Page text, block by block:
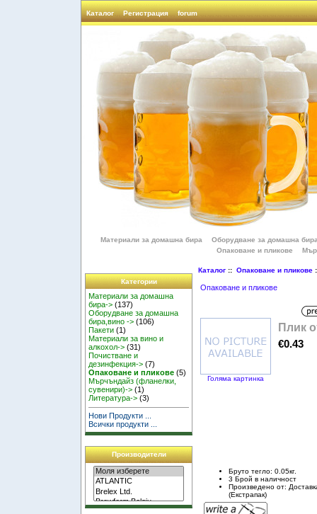
Каталог Регистрация forum
Материали за домашна бира
Оборудване за домашна
Опаковане и пликове
Категории
Материали за домашна
бира-> (137)
Оборудване за домашна
бира,вино -> (106)
Пакети (1)
Материали за вино и
алкохол-> (31)
Почистване и
дезинфекция-> (7)
Опаковане и пликове (5)
Мърчъндайз (фланелки,
сувенири)-> (1)
Литература-> (3)
Нови Продукти ...
Всички продукти ...
Производители
Каталог:: Опаковане и пликове
Опаковане и пликове
Голяма картинка
Плик
€0.43
Бруто тегло: 0.05кг.
3 Брой в наличност
Произведено от:
(Екстрапак)